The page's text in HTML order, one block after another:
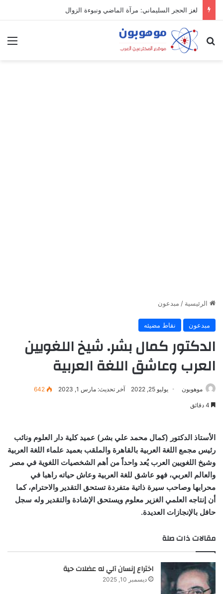
لغز الحجر السليماني: مرآة الماضي ونبوءة الزوال
بحث عن
الرئيسية / مبدعون
مبدعون نقاط مضيئه
الدكتور كمال بشر. شيخ اللغويين
العرب وعاشق اللغة العربية
موهوبون يوليو 25, 2022 آخر تحديث: مارس 1, 2023 642
الأستاذ الدكتور (كمال محمد علي بشر) عميد كلية دار العلوم ونائب
رئيس مجمع اللغة العربية بالقاهرة والملقب بعميد علماء اللغة العربية
وشيخ اللغويين العرب يُعد واحداً من أهم الشخصيات اللغوية في مصر
والعالم العربي، فهو عاشق للغة العربية وعاش حياته راهبا في
محرابها وصاحب سيرة ذاتية متفردة تستحق التقدير والاحترام، كما
أن إنتاجه العلمي الغزير معلوم ويستحق الإشادة والتقدير وله سجل
حافل بالإنجازات العديدة.
مقالات ذات صلة
اختراع إنسان آلي له عضلات حية
ديسمبر 10, 2025